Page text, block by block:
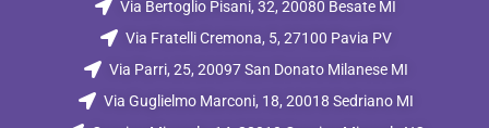
Via Bertoglio Pisani, 32, 20080 Besate MI
Via Fratelli Cremona, 5, 27100 Pavia PV
Via Parri, 25, 20097 San Donato Milanese MI
Via Guglielmo Marconi, 18, 20018 Sedriano MI